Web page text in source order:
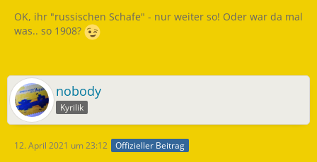
OK, ihr "russischen Schafe" - nur weiter so! Oder war da mal
was.. so 1908?
nobody
Kyrilik
12. April 2021 um 23:12 Offizieller Beitrag